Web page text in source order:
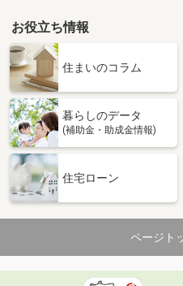
三重県鈴鹿市三日市町
価 格
3.60
三重
専有面積
間取り
三重県津市末広町
住 所
三重
専有面積 29.7m²
間取り
1K
三重県津市島崎町
お役立ち情報
住まいのコラム
暮らしのデータ
(補助金・助成金情報)
住宅ローン
ページト